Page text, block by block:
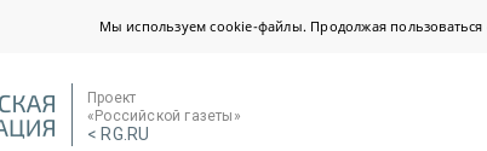
Мы используем cookie-файлы. Продолжая
Проект
«Российской газеты»
< RG.RU